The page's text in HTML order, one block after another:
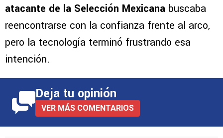
atacante de la Selección Mexicana buscaba
reencontrarse con la confianza frente al arco,
pero la tecnología terminó frustrando esa
intención.
Deja tu opinión
VER MÁS COMENTARIOS